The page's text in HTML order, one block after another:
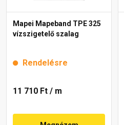
Mapei Mapeband TPE 325
vízszigetelő szalag
Rendelésre
11 710 Ft / m